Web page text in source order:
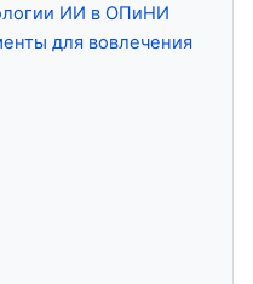
ИИ в ОПиНИ
для вовлечения